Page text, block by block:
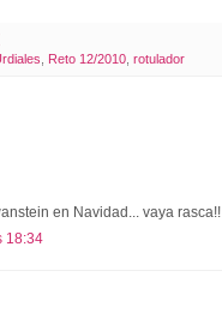
Reto 12/2010 rotulador
en Navidad... vaya rasca!!
18:34